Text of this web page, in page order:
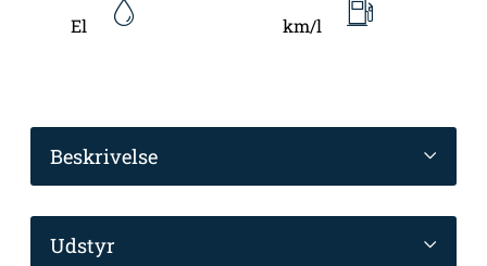
El km/l
Beskrivelse
Udstyr